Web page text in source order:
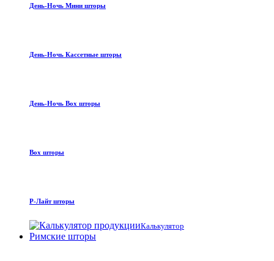
День-Ночь Мини шторы
День-Ночь Кассетные шторы
День-Ночь Box шторы
Box шторы
Р-Лайт шторы
Калькулятор
Римские шторы